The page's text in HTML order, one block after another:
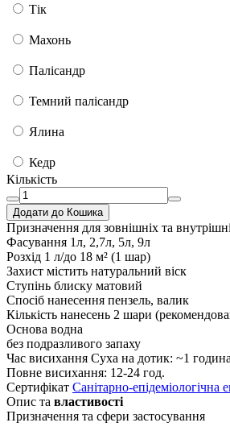
Тік
Махонь
Палісандр
Темний палісандр
Ялина
Кедр
Кількість
Додати до Кошика
Призначення для зовнішніх та
Фасування 1л, 2,7л, 5л, 9л
Розхід 1 л/до 18 м² (1 шар)
Захист містить натуральний віск
Ступінь блиску матовий
Спосіб нанесення пензель, валик
Кількість нанесень 2 шари
Основа водна
без подразливого запаху
Час висихання Суха на дотик: ~1
Повне висихання: 12-24 год.
Сертифікат Санітарно-епідеміологічна
Опис та властивості
Призначення та сфери застосування